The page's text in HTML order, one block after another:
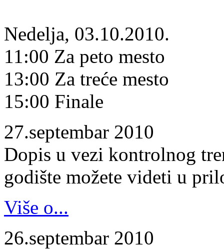
Nedelja, 03.10.2010.
11:00 Za peto mesto
13:00 Za treće mesto
15:00 Finale
27.septembar 2010
Dopis u vezi kontrolnog
godište možete videti u
Više o...
26.septembar 2010